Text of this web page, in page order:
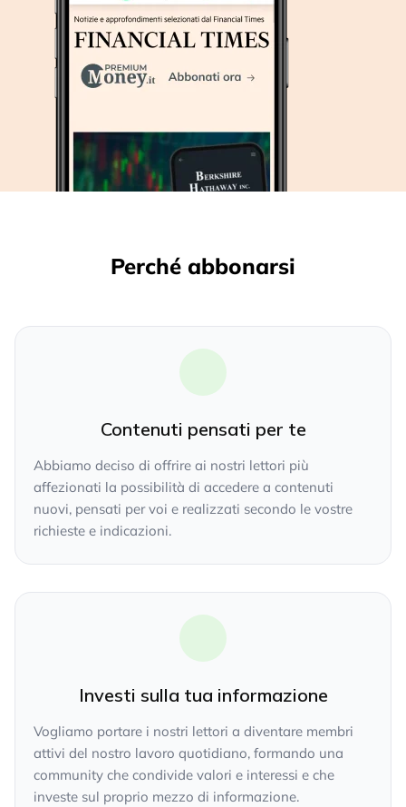
Perché abbonarsi
Contenuti pensati per te
Abbiamo deciso di offrire ai nostri lettori più
affezionati la possibilità di accedere a contenuti
nuovi, pensati per voi e realizzati secondo le vostre
richieste e indicazioni.
Investi sulla tua informazione
Vogliamo portare i nostri lettori a diventare membri
attivi del nostro lavoro quotidiano, formando una
community che condivide valori e interessi e che
investe sul proprio mezzo di informazione.